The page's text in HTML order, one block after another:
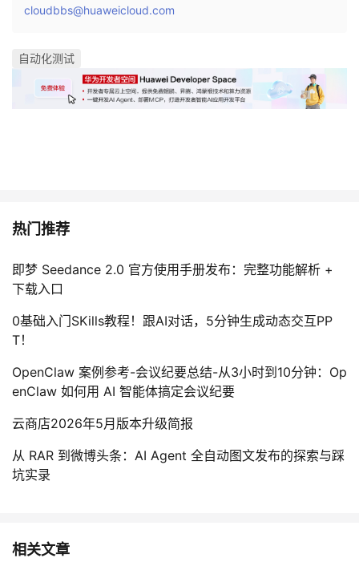
cloudbbs@huaweicloud.com
自动化测试
热门推荐
即梦 Seedance 2.0 官方使用手册发布：完整功能解析 +
下载入口
0基础入门SKills教程！跟AI对话，5分钟生成动态交互PP
T！
OpenClaw 案例参考-会议纪要总结-从3小时到10分钟：Op
enClaw 如何用 AI 智能体搞定会议纪要
云商店2026年5月版本升级简报
从 RAR 到微博头条：AI Agent 全自动图文发布的探索与踩
坑实录
相关文章